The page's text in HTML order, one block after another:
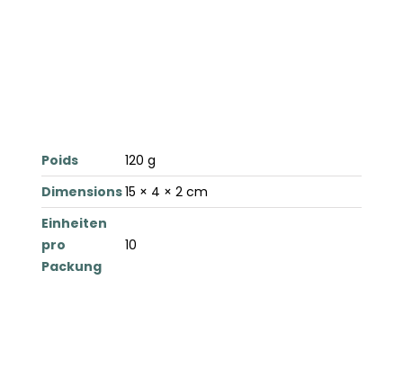
Poids
120 g
Dimensions15 × 4 × 2 cm
Einheiten
pro
Packung
10